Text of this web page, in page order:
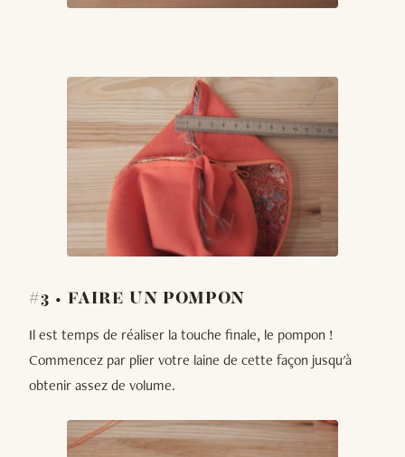
#3 • FAIRE UN POMPON
Il est temps de réaliser la touche finale, le pompon !
Commencez par plier votre laine de cette façon jusqu'à
obtenir assez de volume.